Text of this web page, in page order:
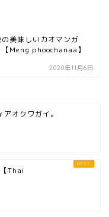
の美味しいカオマンガ
【Meng phoochanaa】
2020年11月6日
オクワガイ。
Thai